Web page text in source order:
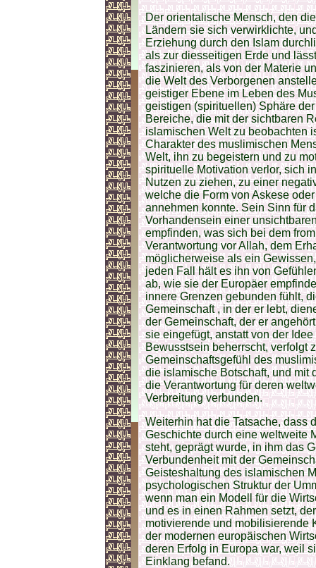
Der orientalische Mensch, den
Ländern sie sich verwirklichte,
Erziehung durch den Islam
als zur diesseitigen Erde und
faszinieren, als von der Materie
die Welt des Verborgenen
geistiger Ebene im Leben des
geistigen (spirituellen) Sphäre
Bereiche, die mit der sichtbaren
islamischen Welt zu beobachten
Charakter des muslimischen
Welt, ihn zu begeistern und zu
spirituelle Motivation verlor, sich
Nutzen zu ziehen, zu einer
welche die Form von Askese
annehmen konnte. Sein Sinn für
Vorhandensein einer
empfinden, was sich bei dem
Verantwortung vor Allah, dem
möglicherweise als ein
jeden Fall hält es ihn von
ab, wie sie der Europäer
innere Grenzen gebunden fühlt,
Gemeinschaft , in der er lebt,
der Gemeinschaft, der er
sie eingefügt, anstatt von der
Bewusstsein beherrscht, verfolgt
Gemeinschaftsgefühl des
die islamische Botschaft, und mit
die Verantwortung für deren
Verbreitung verbunden.
Weiterhin hat die Tatsache, dass
Geschichte durch eine weltweite
steht, geprägt wurde, in ihm das
Verbundenheit mit der
Geisteshaltung des islamischen
psychologischen Struktur der
wenn man ein Modell für die
und es in einen Rahmen setzt,
motivierende und mobilisierende
der modernen europäischen
deren Erfolg in Europa war, weil
Einklang befand.